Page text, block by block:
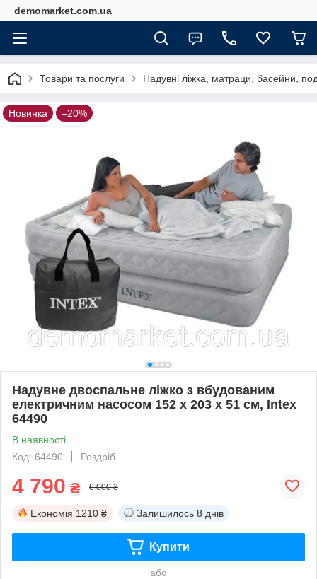
demomarket.com.ua
Товари та послуги Надувні ліжка, матраци, басейни,
Новинка –20%
Надувне двоспальне ліжко з вбудованим
електричним насосом 152 х 203 х 51 см, Intex
64490
В наявності
Код: 64490
Роздріб
4 790 ₴ 6 000 ₴
Економія 1210 ₴ Залишилось 8 днів
Купити
або